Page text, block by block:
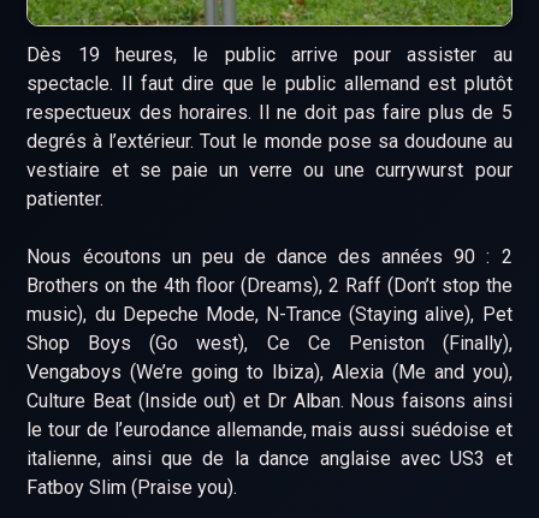
Dès 19 heures, le public arrive pour assister au
spectacle. Il faut dire que le public allemand est plutôt
respectueux des horaires. Il ne doit pas faire plus de 5
degrés à l’extérieur. Tout le monde pose sa doudoune au
vestiaire et se paie un verre ou une currywurst pour
patienter.
Nous écoutons un peu de dance des années 90 : 2
Brothers on the 4th floor (Dreams), 2 Raff (Don’t stop the
music), du Depeche Mode, N-Trance (Staying alive), Pet
Shop Boys (Go west), Ce Ce Peniston (Finally),
Vengaboys (We’re going to Ibiza), Alexia (Me and you),
Culture Beat (Inside out) et Dr Alban. Nous faisons ainsi
le tour de l’eurodance allemande, mais aussi suédoise et
italienne, ainsi que de la dance anglaise avec US3 et
Fatboy Slim (Praise you).